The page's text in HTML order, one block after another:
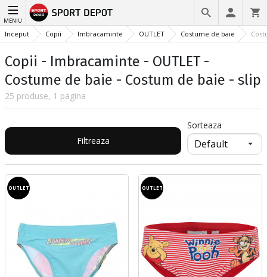
MENIU
Inceput Copii Imbracaminte OUTLET Costume de baie
Copii - Imbracaminte - OUTLET -
Costume de baie - Costum de baie - slip
25 produse, 1 pagina
Filtreaza
Sorteaza
OUTLET OUTLET